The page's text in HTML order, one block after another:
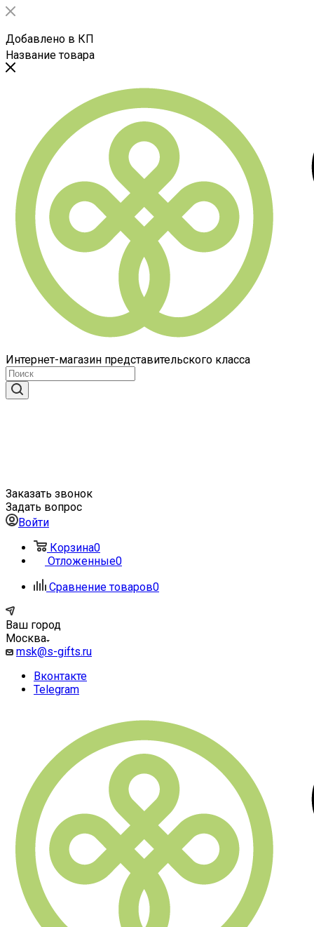
Добавлено в КП
Название товара
Интернет-магазин представительского класса
Заказать звонок
Задать вопрос
Войти
Корзина0
Отложенные0
Сравнение товаров0
Ваш город
Москва
msk@s-gifts.ru
Вконтакте
Telegram